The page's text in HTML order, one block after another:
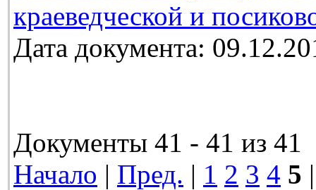
краеведческой и
Дата документа:
Документы 41 - 41 из 41
Начало | Пред. | 1 2 3 4 5